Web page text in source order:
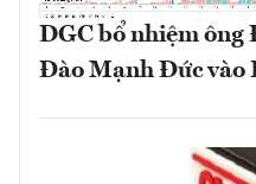
DGC bổ nhiệm ông
Đào Mạnh Đức vào